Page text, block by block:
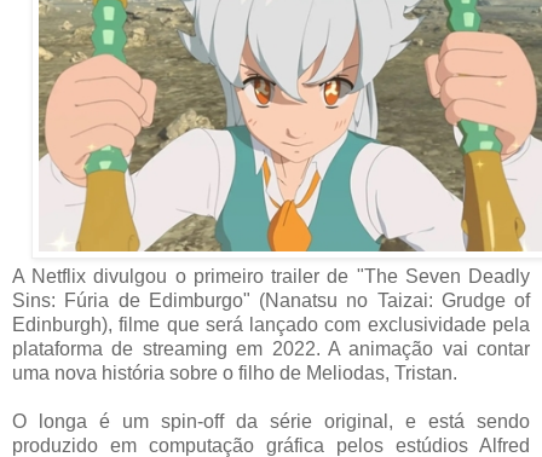
A Netflix divulgou o primeiro trailer de "The Seven Deadly
Sins: Fúria de Edimburgo" (Nanatsu no Taizai: Grudge of
Edinburgh), filme que será lançado com exclusividade pela
plataforma de streaming em 2022. A animação vai contar
uma nova história sobre o filho de Meliodas, Tristan.
O longa é um spin-off da série original, e está sendo
produzido em computação gráfica pelos estúdios Alfred